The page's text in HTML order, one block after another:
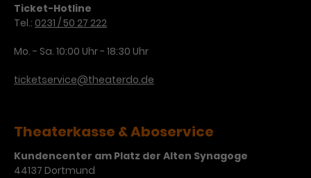
Ticket-Hotline
Tel.: 0231 / 50 27 222
Mo. - Sa. 10:00 Uhr - 18:30 Uhr
ticketservice@theaterdo.de
Theaterkasse & Aboservice
Kundencenter am Platz der Alten Synagoge
44137 Dortmund